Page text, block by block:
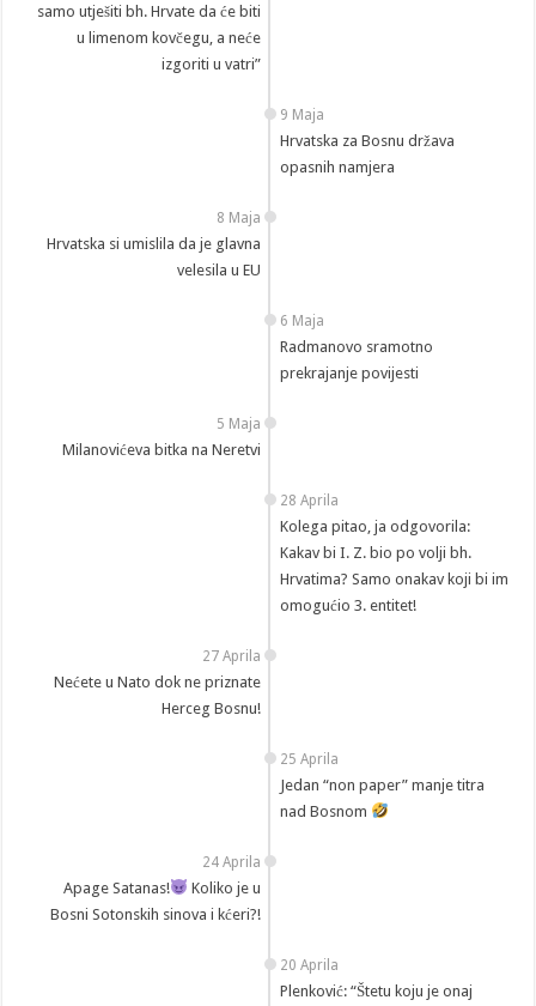
samo utješiti bh. Hrvate da će biti
u limenom kovčegu, a neće
izgoriti u vatri”
9 Maja
Hrvatska za Bosnu država
opasnih namjera
8 Maja
Hrvatska si umislila da je glavna
velesila u EU
6 Maja
Radmanovo sramotno
prekrajanje povijesti
5 Maja
Milanovićeva bitka na Neretvi
28 Aprila
Kolega pitao, ja odgovorila:
Kakav bi I. Z. bio po volji bh.
Hrvatima? Samo onakav koji bi im
omogućio 3. entitet!
27 Aprila
Nećete u Nato dok ne priznate
Herceg Bosnu!
25 Aprila
Jedan “non paper” manje titra
nad Bosnom
24 Aprila
Apage Satanas!
Koliko je u
Bosni Sotonskih sinova i kćeri?!
20 Aprila
Plenković: “Štetu koju je onaj